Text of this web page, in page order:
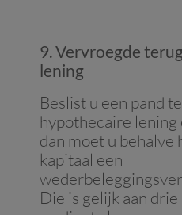
9. Vervroegde
lening
Beslist u een pand
hypothecaire lening
dan moet u
kapitaal een
Die is gelijk aan